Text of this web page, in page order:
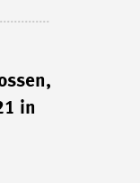
in